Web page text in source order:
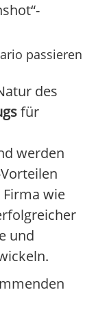
passieren
des
für
werden
wie
und